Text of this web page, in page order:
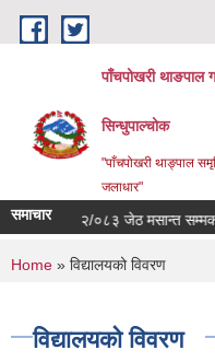
Skip to main content
पाँचपोखरी थाङपाल
सिन्धुपाल्चोक
"पाँचपोखरी थाङ्पाल
जलाधार"
समाचार
२०८२/०८३ जेठ मसान्त सम्मको
You are here
Home » विद्यालयको विवरण
विद्यालयको विवरण